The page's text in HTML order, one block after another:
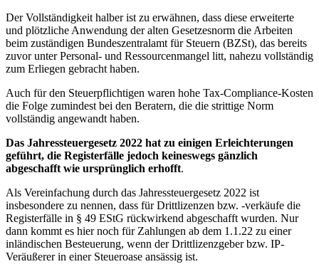
Der Vollständigkeit halber ist zu erwähnen, dass diese erweiterte
und plötzliche Anwendung der alten Gesetzesnorm die Arbeiten
beim zuständigen Bundeszentralamt für Steuern (BZSt), das bereits
zuvor unter Personal- und Ressourcenmangel litt, nahezu vollständig
zum Erliegen gebracht haben.
Auch für den Steuerpflichtigen waren hohe Tax-Compliance-Kosten
die Folge zumindest bei den Beratern, die die strittige Norm
vollständig angewandt haben.
Das Jahressteuergesetz 2022 hat zu einigen Erleichterungen
geführt, die Registerfälle jedoch keineswegs gänzlich
abgeschafft wie ursprünglich erhofft.
Als Vereinfachung durch das Jahressteuergesetz 2022 ist
insbesondere zu nennen, dass für Drittlizenzen bzw. -verkäufe die
Registerfälle in § 49 EStG rückwirkend abgeschafft wurden. Nur
dann kommt es hier noch für Zahlungen ab dem 1.1.22 zu einer
inländischen Besteuerung, wenn der Drittlizenzgeber bzw. IP-
Veräußerer in einer Steueroase ansässig ist.